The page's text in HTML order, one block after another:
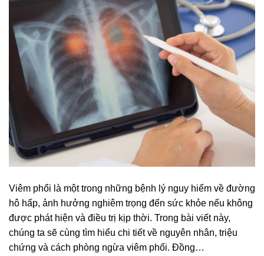
Viêm phổi là một trong những bệnh lý nguy hiểm về đường
hô hấp, ảnh hưởng nghiêm trọng đến sức khỏe nếu không
được phát hiện và điều trị kịp thời. Trong bài viết này,
chúng ta sẽ cùng tìm hiểu chi tiết về nguyên nhân, triệu
chứng và cách phòng ngừa viêm phổi. Đồng…